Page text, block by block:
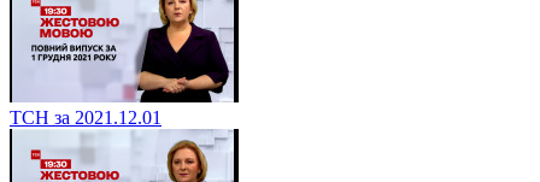
ТСН за 2021.12.01